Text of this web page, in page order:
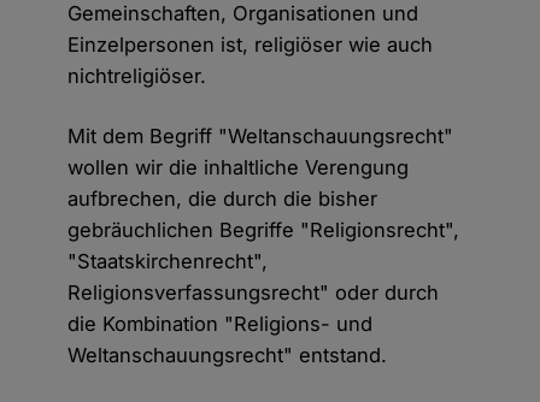
Gemeinschaften, Organisationen und
Einzelpersonen ist, religiöser wie auch
nichtreligiöser.
Mit dem Begriff "Weltanschauungsrecht"
wollen wir die inhaltliche Verengung
aufbrechen, die durch die bisher
gebräuchlichen Begriffe "Religionsrecht",
"Staatskirchenrecht",
Religionsverfassungsrecht" oder durch
die Kombination "Religions- und
Weltanschauungsrecht" entstand.